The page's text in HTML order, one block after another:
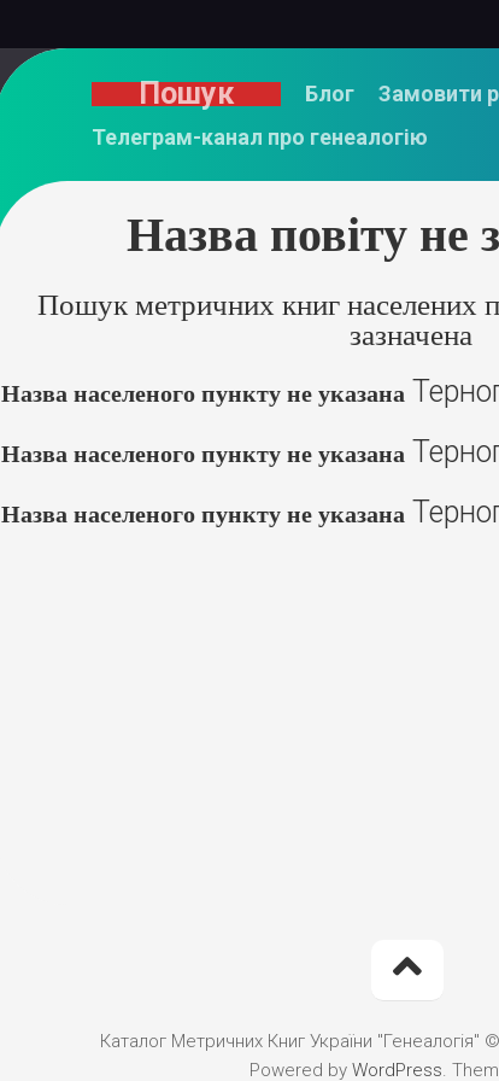
Пошук Блог
Замовити
Телеграм-канал про генеалогію
Назва повіту не
Пошук метричних книг населених
зазначена
Назва населеного пункту не указана
Назва населеного пункту не указана
Назва населеного пункту не указана
Каталог Метричних Книг України "Генеалогія"
Powered by WordPress.